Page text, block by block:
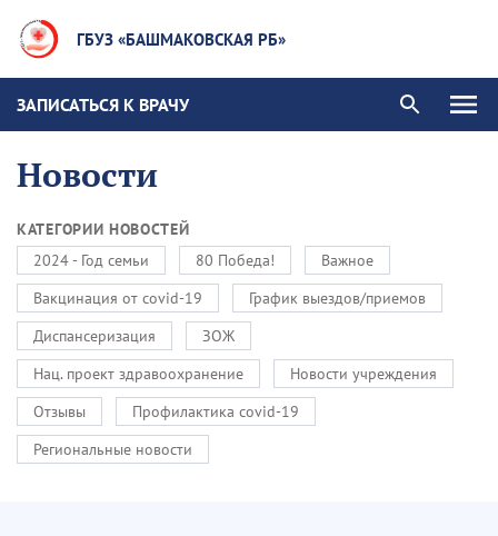
ГБУЗ «БАШМАКОВСКАЯ РБ»
ЗАПИСАТЬСЯ К ВРАЧУ
Новости
КАТЕГОРИИ НОВОСТЕЙ
2024 - Год семьи
80 Победа!
Важное
Вакцинация от covid-19
График выездов/приемов
Диспансеризация
ЗОЖ
Нац. проект здравоохранение
Новости учреждения
Отзывы
Профилактика covid-19
Региональные новости